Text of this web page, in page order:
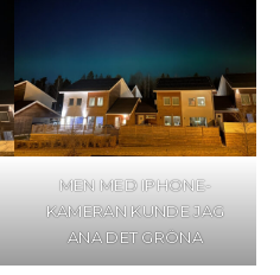
MEN MED IPHONE-
KAMERAN KUNDE JAG
ANA DET GRÖNA